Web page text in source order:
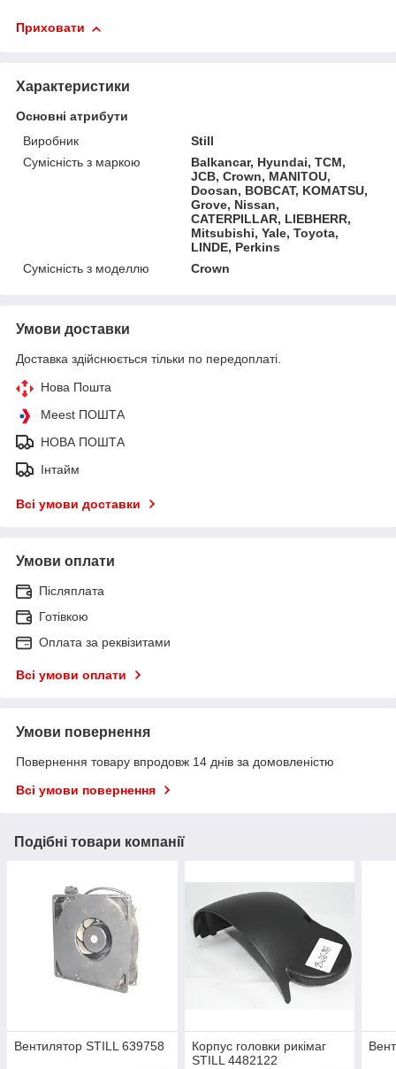
Приховати
Характеристики
Основні атрибути
Виробник
Still
Сумісність з маркою
Balkancar, Hyundai, TCM,
JCB, Crown, MANITOU,
Doosan, BOBCAT, KOMATSU,
Grove, Nissan,
CATERPILLAR, LIEBHERR,
Mitsubishi, Yale, Toyota,
LINDE, Perkins
Сумісність з моделлю
Crown
Умови доставки
Доставка здійснюється тільки по передоплаті.
Нова Пошта
Meest ПОШТА
НОВА ПОШТА
Інтайм
Всі умови доставки
Умови оплати
Післяплата
Готівкою
Оплата за реквізитами
Всі умови оплати
Умови повернення
Повернення товару впродовж 14 днів за домовленістю
Всі умови повернення
Подібні товари компанії
Вентилятор STILL 639758
Корпус головки рикімаг
STILL 4482122